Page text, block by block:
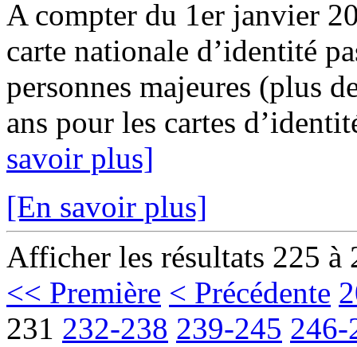
A compter du 1er janvier
carte nationale d’identité
personnes majeures (plus
ans pour les cartes
savoir plus]
[En savoir plus]
Afficher les résultats 225 à
<< Première < Précédente
231 232-238 239-245 246-